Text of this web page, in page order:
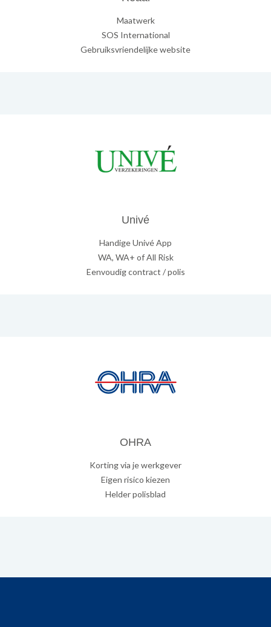
Maatwerk
SOS International
Gebruiksvriendelijke website
Univé
Handige Univé App
WA, WA+ of All Risk
Eenvoudig contract / polis
OHRA
Korting via je werkgever
Eigen risico kiezen
Helder polisblad